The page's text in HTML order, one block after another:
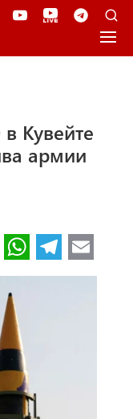
Кувейте
армии
Fa
b
o
W
h
p
Te
le m